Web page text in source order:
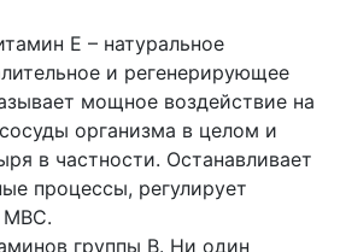
Е – натуральное
и регенерирующее
мощное воздействие на
организма в целом и
в частности. Останавливает
процессы, регулирует
МВС.
группы В. Ни один